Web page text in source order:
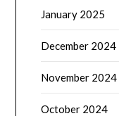
January 2025
December 2024
November 2024
October 2024